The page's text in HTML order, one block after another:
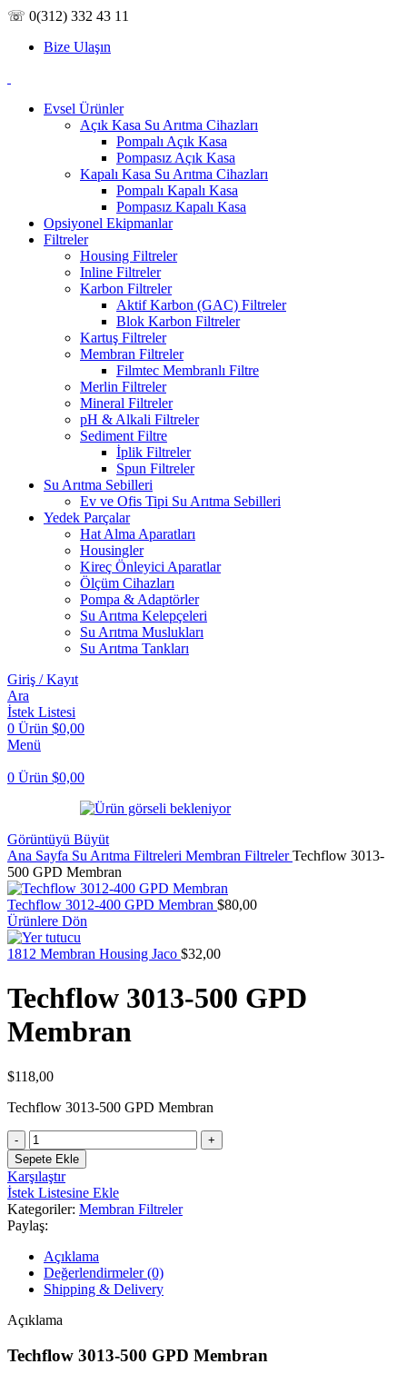
☏ 0(312) 332 43 11
Bize Ulaşın
Evsel Ürünler
Açık Kasa Su Arıtma Cihazları
Pompalı Açık Kasa
Pompasız Açık Kasa
Kapalı Kasa Su Arıtma Cihazları
Pompalı Kapalı Kasa
Pompasız Kapalı Kasa
Opsiyonel Ekipmanlar
Filtreler
Housing Filtreler
Inline Filtreler
Karbon Filtreler
Aktif Karbon (GAC) Filtreler
Blok Karbon Filtreler
Kartuş Filtreler
Membran Filtreler
Filmtec Membranlı Filtre
Merlin Filtreler
Mineral Filtreler
pH & Alkali Filtreler
Sediment Filtre
İplik Filtreler
Spun Filtreler
Su Arıtma Sebilleri
Ev ve Ofis Tipi Su Arıtma Sebilleri
Yedek Parçalar
Hat Alma Aparatları
Housingler
Kireç Önleyici Aparatlar
Ölçüm Cihazları
Pompa & Adaptörler
Su Arıtma Kelepçeleri
Su Arıtma Muslukları
Su Arıtma Tankları
Giriş / Kayıt
Ara
İstek Listesi
0 Ürün $0,00
Menü
0 Ürün $0,00
Görüntüyü Büyüt
Ana Sayfa Su Arıtma Filtreleri Membran FiltrelerTechflow 3013-
500 GPD Membran
Techflow 3012-400 GPD Membran $80,00
Ürünlere Dön
1812 Membran Housing Jaco $32,00
Techflow 3013-500 GPD
Membran
$118,00
Techflow 3013-500 GPD Membran
Techflow
3013-
500
GPD
Membran
adet
Sepete Ekle
Karşılaştır
İstek Listesine Ekle
Kategoriler: Membran Filtreler
Paylaş:
Açıklama
Değerlendirmeler (0)
Shipping & Delivery
Açıklama
Techflow 3013-500 GPD Membran